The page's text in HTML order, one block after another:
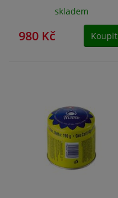
skladem
980 Kč Koupit